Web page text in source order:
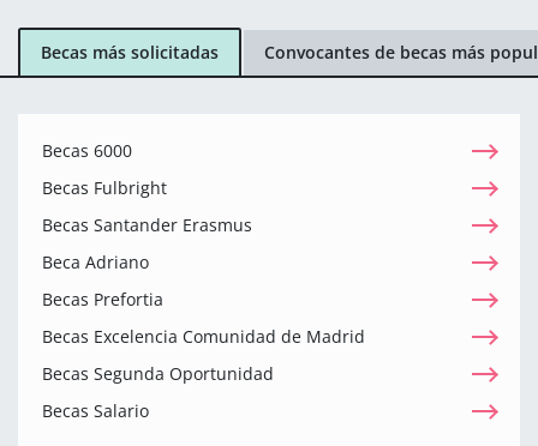
Becas más solicitadas Convocantes de becas más
Becas 6000
Becas Fulbright
Becas Santander Erasmus
Beca Adriano
Becas Prefortia
Becas Excelencia Comunidad de Madrid
Becas Segunda Oportunidad
Becas Salario